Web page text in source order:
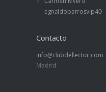
egnaldobarrosvip40
Contacto
info@clubdellector.com
Madrid